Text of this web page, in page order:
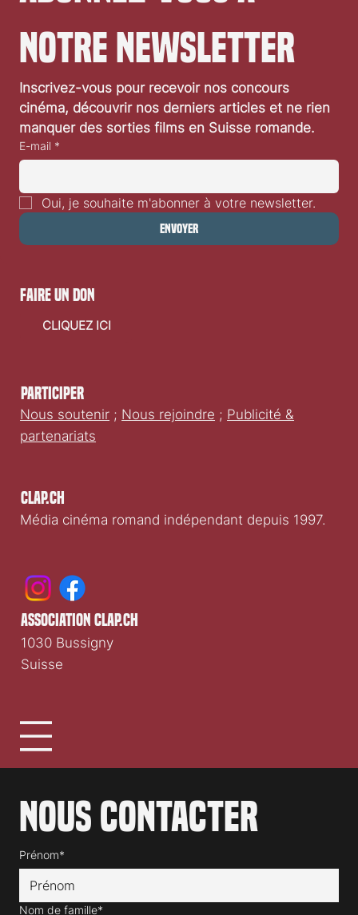
Le futur du MCU annoncé à la SDCC
notre newsletter
Inscrivez-vous pour recevoir nos concours
cinéma, découvrir nos derniers articles et ne rien
manquer des sorties films en Suisse romande.
E-mail *
Oui, je souhaite m'abonner à votre newsletter.
Envoyer
Clap.ch
Média cinéma romand indépendant depuis 1997.
Participer
Nous soutenir ; Nous rejoindre ; Publicité &
partenariats
Nous contacter
Prénom*
Nom de famille*
faire un don
CLIQUEZ ICI
association clap.ch
1030 Bussigny
Suisse